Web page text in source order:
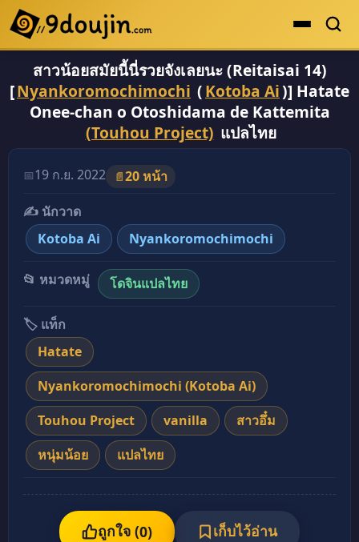
ดูเยอะสุด
คะแนนเยอะสุด
โดจินรูปสี
เรื่องที่เก็บไว้
สาวน้อยสมัยนี้นี่รวยจังเลยนะ (Reitaisai 14)
[Nyankoromochimochi (Kotoba Ai)] Hatate
Onee-chan o Otoshidama de Kattemita
(Touhou Project) แปลไทย
📅19 ก.ย. 2022 📄20 หน้า
✍️ นักวาด
Kotoba Ai
Nyankoromochimochi
📂 หมวดหมู่ โดจินแปลไทย
🏷️ แท็ก
Hatate
Nyankoromochimochi (Kotoba Ai)
Touhou Project
vanilla
สาวอึ๋ม
หนุ่มน้อย
แปลไทย
ถูกใจ (0) เก็บไว้อ่าน